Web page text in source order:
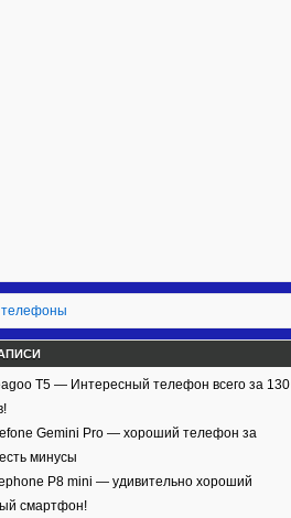
телефоны
T5 — Интересный телефон всего за 130
Gemini Pro — хороший телефон за
минусы
P8 mini — удивительно хороший
смартфон!